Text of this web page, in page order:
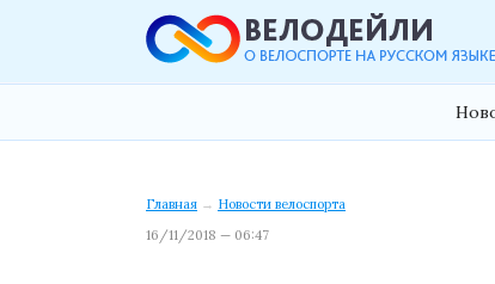
Главная → Новости велоспорта
16/11/2018 — 06:47